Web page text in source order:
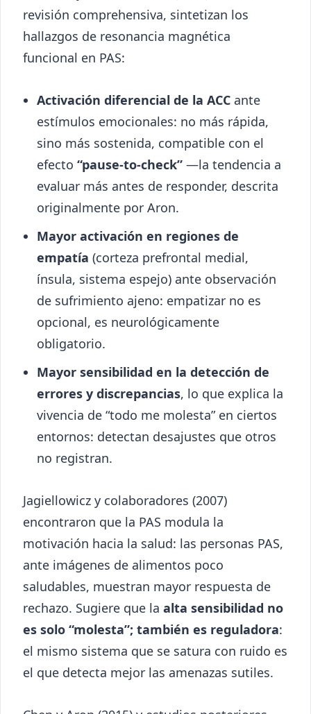
revisión comprehensiva, sintetizan los
hallazgos de resonancia magnética
funcional en PAS:
Activación diferencial de la ACC ante
estímulos emocionales: no más rápida,
sino más sostenida, compatible con el
efecto “pause-to-check” —la tendencia a
evaluar más antes de responder, descrita
originalmente por Aron.
Mayor activación en regiones de
empatía (corteza prefrontal medial,
ínsula, sistema espejo) ante observación
de sufrimiento ajeno: empatizar no es
opcional, es neurológicamente
obligatorio.
Mayor sensibilidad en la detección de
errores y discrepancias, lo que explica la
vivencia de “todo me molesta” en ciertos
entornos: detectan desajustes que otros
no registran.
Jagiellowicz y colaboradores (2007)
encontraron que la PAS modula la
motivación hacia la salud: las personas PAS,
ante imágenes de alimentos poco
saludables, muestran mayor respuesta de
rechazo. Sugiere que la alta sensibilidad no
es solo “molesta”; también es reguladora:
el mismo sistema que se satura con ruido es
el que detecta mejor las amenazas sutiles.